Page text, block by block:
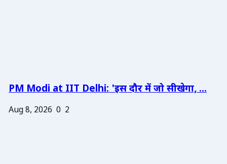
PM Modi at IIT Delhi: 'इस दौर में जो सीखेगा, ...
Aug 8, 2026 0 2